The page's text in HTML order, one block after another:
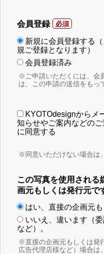
会員登録
新規に会員登録する
規ご登録となります）
会員登録済み
※ご申請いただくには、会
は、この申請の送信をもっ
KYOTOdesignからメ
知らせやご案内などの
に同意する
※同意いただけない場合は
この写真を使用される
画元もしくは発行元で
はい、直接の企画元も
いいえ、違います（
など）。
※直接の企画元もしくは発
広告代理店様など）場合は